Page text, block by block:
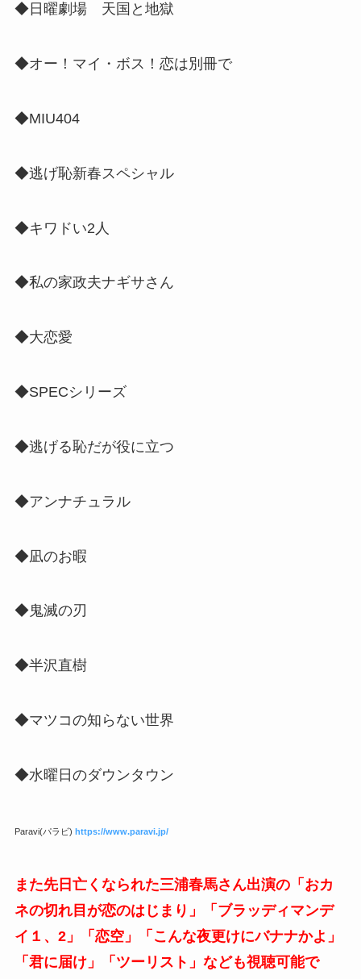
◆日曜劇場 天国と地獄
◆オー！マイ・ボス！恋は別冊で
◆MIU404
◆逃げ恥新春スペシャル
◆キワドい2人
◆私の家政夫ナギサさん
◆大恋愛
◆SPECシリーズ
◆逃げる恥だが役に立つ
◆アンナチュラル
◆凪のお暇
◆鬼滅の刃
◆半沢直樹
◆マツコの知らない世界
◆水曜日のダウンタウン
Paravi(パラビ) https://www.paravi.jp/
また先日亡くなられた三浦春馬さん出演の「おカ
ネの切れ目が恋のはじまり」「ブラッディマンデ
イ１、2」「恋空」「こんな夜更けにバナナかよ」
「君に届け」「ツーリスト」なども視聴可能で